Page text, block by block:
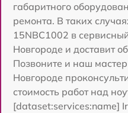
габаритного
ремонта. В таких
15NBC1002 в
Новгороде и доставит
Позвоните и наш
Новгороде
стоимость работ над
[dataset:services:name]